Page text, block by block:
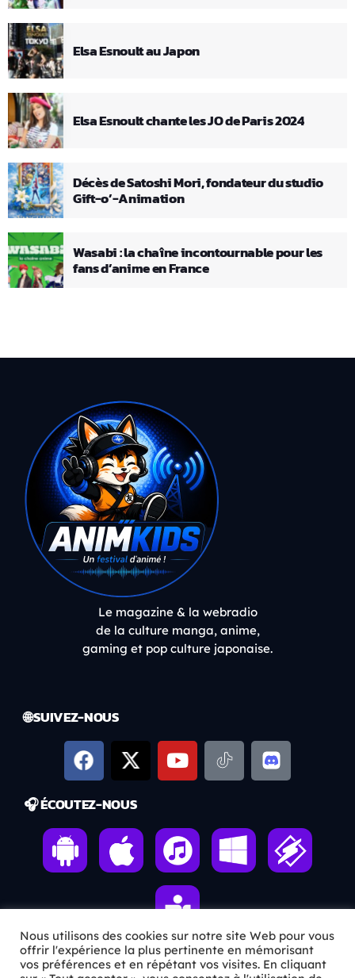
Elsa Esnoult au Japon
Elsa Esnoult chante les JO de Paris 2024
Décès de Satoshi Mori, fondateur du studio
Gift-o’-Animation
Wasabi : la chaîne incontournable pour les
fans d’anime en France
Le magazine & la webradio
de la culture manga, anime,
gaming et pop culture japonaise.
🌐 SUIVEZ-NOUS
🎧 ÉCOUTEZ-NOUS
Nous utilisons des cookies sur notre site Web pour vous
offrir l'expérience la plus pertinente en mémorisant
vos préférences et en répétant vos visites. En cliquant